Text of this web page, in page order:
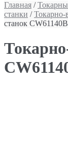
Главная /
станки /Токарно-
станок CW61140B